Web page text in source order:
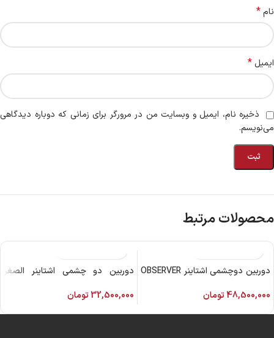
نام*
ایمیل *
ذخیره نام، ایمیل و وبسایت من در مرورگر برای زمانی که دوباره دیدگاهی
می‌نویسم.
محصولات مرتبط
دوربین دوچشمی اشتاینر OBSERVER
48,500,000تومان
دوربین دو چشمی اشتاینر الصغر
32,500,000تومان